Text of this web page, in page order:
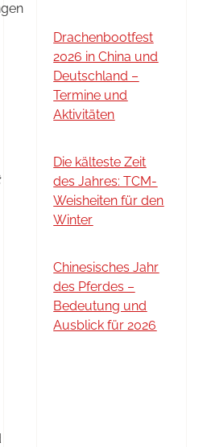
Drachenbootfest
2026 in China und
Deutschland –
Termine und
Aktivitäten
Die kälteste Zeit
des Jahres: TCM-
Weisheiten für den
Winter
Chinesisches Jahr
des Pferdes –
Bedeutung und
Ausblick für 2026